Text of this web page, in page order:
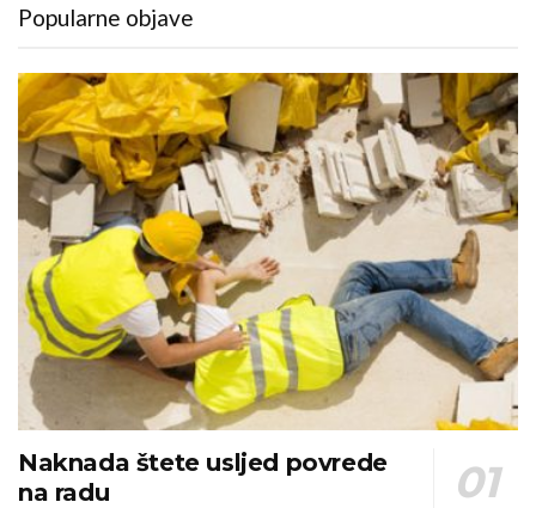
Popularne objave
Naknada štete usljed povrede
na radu